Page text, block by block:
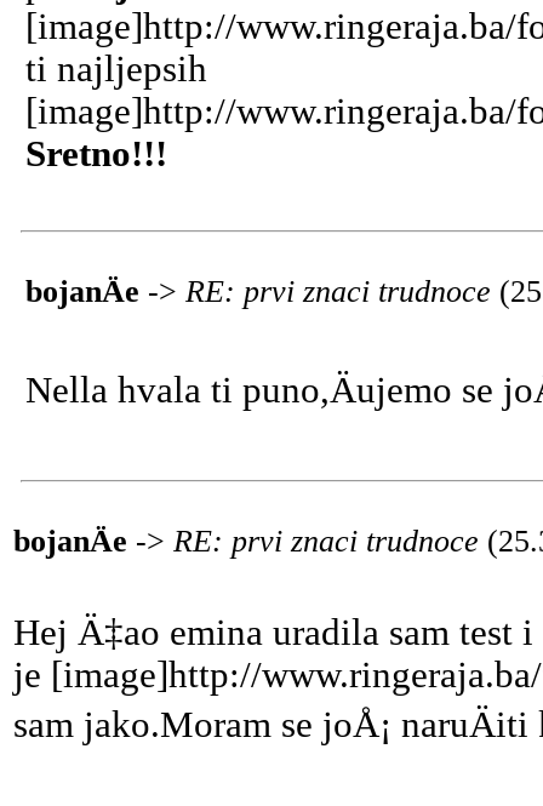
[image]http://www.ringeraja.ba/
ti najljepsih
[image]http://www.ringeraja.ba/
Sretno!!!
bojanÄe -> RE: prvi znaci trudnoce
Nella hvala ti puno,Äujemo se
bojanÄe -> RE: prvi znaci trudnoce
Hej Ä‡ao emina uradila sam test i
je [image]http://
sam jako.Moram se joÅ¡